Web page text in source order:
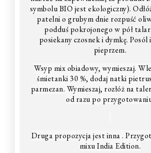
symbolu BIO jest ekologiczny).
patelni o grubym dnie rozpuść
podduś pokrojonego w pół
posiekany czosnek i dymkę. Posól
pieprzem.
Wsyp mix obiadowy, wymieszaj.
śmietanki 30 %, dodaj natki
parmezan. Wymieszaj, rozłóż na
od razu po
Druga propozycja jest inna .
mixu India Edition.